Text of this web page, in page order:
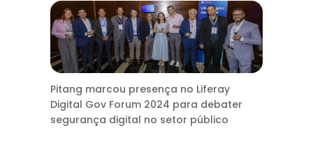
Pitang marcou presença no Liferay
Digital Gov Forum 2024 para debater
segurança digital no setor público